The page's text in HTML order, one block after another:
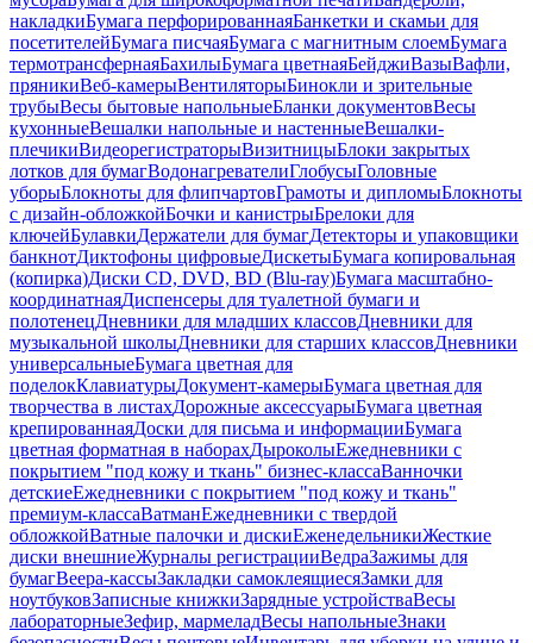
накладкиБумага перфорированнаяБанкетки и скамьи для
посетителейБумага писчаяБумага с магнитным слоемБумага
термотрансфернаяБахилыБумага цветнаяБейджиВазыВафли,
пряникиВеб-камерыВентиляторыБинокли и зрительные
трубыВесы бытовые напольныеБланки документовВесы
кухонныеВешалки напольные и настенныеВешалки-
плечикиВидеорегистраторыВизитницыБлоки закрытых
лотков для бумагВодонагревателиГлобусыГоловные
уборыБлокноты для флипчартовГрамоты и дипломыБлокноты
с дизайн-обложкойБочки и канистрыБрелоки для
ключейБулавкиДержатели для бумагДетекторы и упаковщики
банкнотДиктофоны цифровыеДискетыБумага копировальная
(копирка)Диски CD, DVD, BD (Blu-ray)Бумага масштабно-
координатнаяДиспенсеры для туалетной бумаги и
полотенецДневники для младших классовДневники для
музыкальной школыДневники для старших классовДневники
универсальныеБумага цветная для
поделокКлавиатурыДокумент-камерыБумага цветная для
творчества в листахДорожные аксессуарыБумага цветная
крепированнаяДоски для письма и информацииБумага
цветная форматная в наборахДыроколыЕжедневники с
покрытием "под кожу и ткань" бизнес-классаВанночки
детскиеЕжедневники с покрытием "под кожу и ткань"
премиум-классаВатманЕжедневники с твердой
обложкойВатные палочки и дискиЕженедельникиЖесткие
диски внешниеЖурналы регистрацииВедраЗажимы для
бумагВеера-кассыЗакладки самоклеящиесяЗамки для
ноутбуковЗаписные книжкиЗарядные устройстваВесы
лабораторныеЗефир, мармеладВесы напольныеЗнаки